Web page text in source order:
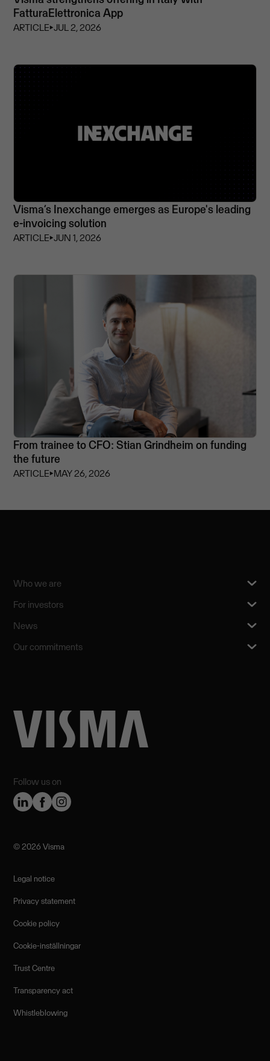
FatturaElettronica App
ARTICLE⏵JUL 2, 2026
Visma’s Inexchange emerges as Europe's leading
e-invoicing solution
ARTICLE⏵JUN 1, 2026
From trainee to CFO: Stian Grindheim on funding
the future
ARTICLE⏵MAY 26, 2026
Follow us on
Who we are
For investors
News
Our commitments
©️ 2026 Visma
Legal notice
Privacy statement
Cookie policy
Cookie-inställningar
Trust Centre
Transparency act
Whistleblowing